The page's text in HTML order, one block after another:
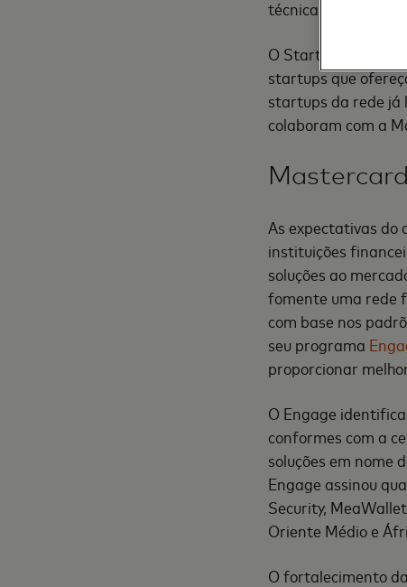
técnica, suporte
O Start Path avalia
startups que
startups da rede já
colaboram com a
As expectativas do
instituições
soluções ao
fomente uma rede
com base nos
seu programa
proporcionar
O Engage
conformes com a
soluções em nome
Engage assinou
Security,
Oriente Médio e
O fortalecimento